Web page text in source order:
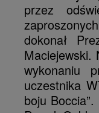
przez
dokonał
Maciejewski.
wykonaniu
uczestnika
boju